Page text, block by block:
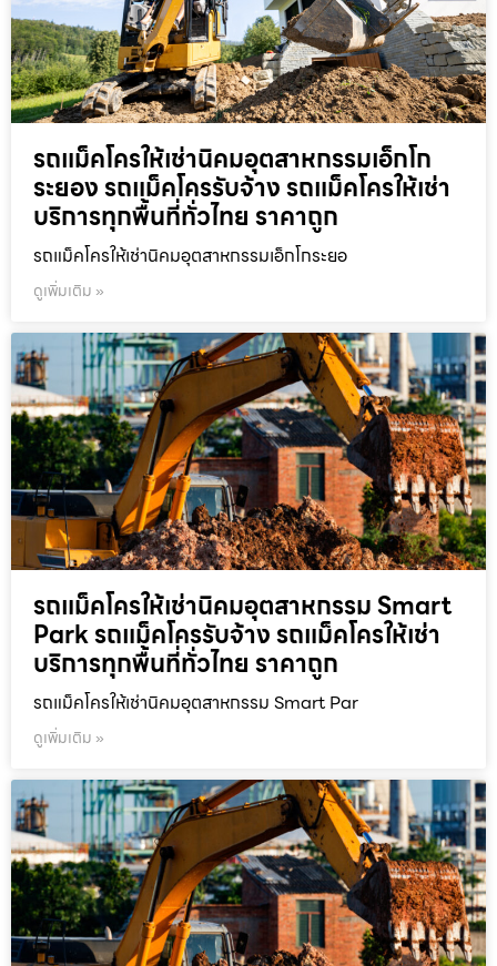
รถแม็คโครให้เช่านิคมอุตสาหกรรมเอ็กโก
ระยอง รถแม็คโครรับจ้าง รถแม็คโครให้เช่า
บริการทุกพื้นที่ทั่วไทย ราคาถูก
รถแม็คโครให้เช่านิคมอุตสาหกรรมเอ็กโกระยอ
ดูเพิ่มเติม »
รถแม็คโครให้เช่านิคมอุตสาหกรรม Smart
Park รถแม็คโครรับจ้าง รถแม็คโครให้เช่า
บริการทุกพื้นที่ทั่วไทย ราคาถูก
รถแม็คโครให้เช่านิคมอุตสาหกรรม Smart Par
ดูเพิ่มเติม »